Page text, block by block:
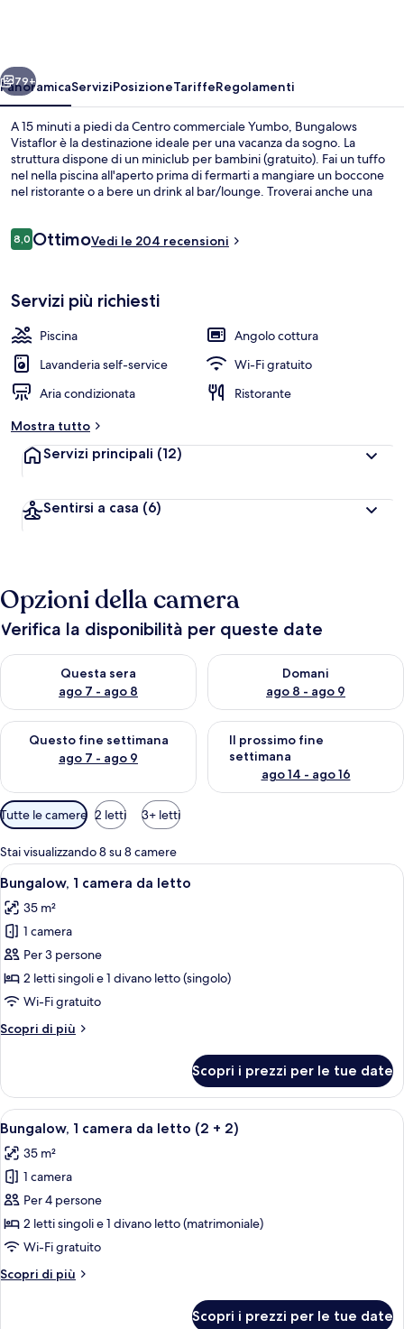
Avanti
79+
PanoramicaServiziPosizioneTariffeRegolamenti
A 15 minuti a piedi da Centro commerciale Yumbo, Bungalows
Vistaflor è la destinazione ideale per una vacanza da sogno. La
struttura dispone di un miniclub per bambini (gratuito). Fai un tuffo
nel nella piscina all'aperto prima di fermarti a mangiare un boccone
nel ristorante o a bere un drink al bar/lounge. Troverai anche una
personale gentile della struttura.
Recensioni
8,08,0 su 10
OttimoVedi le 204 recensioni
Servizi più richiesti
Piscina
Angolo cottura
Lavanderia self-service
Wi-Fi gratuito
Aria condizionata
Ristorante
Mostra tutto
Servizi principali (12)
Sentirsi a casa (6)
Opzioni della camera
Verifica la disponibilità per queste date
Questa sera
ago 7 - ago 8
Verifica la disponibilità per questa sera, ago 7 - ago 8
Domani
ago 8 - ago 9
Verifica la disponibilità per
Questo fine settimana
ago 7 - ago 9
Verifica la disponibilità per questo fine settimana, ago 7 - ago
Il prossimo fine
settimana
ago 14 - ago 16
Verifica la disponibilità per il
Filtri
disponibili
per
le
camere
Tutte le camere 2 letti 3+ letti
Stai visualizzando 8 su 8 camere
Apri
tutte
le
foto
per
Bungalow,
1
da
Tende oscuranti, culle/letti per
31
Bungalow, 1 camera da letto
35 m²
1 camera
Per 3 persone
2 letti singoli e 1 divano letto (singolo)
Wi-Fi gratuito
Scopri di più
Altri
1
camera
da
letto
Scopri i prezzi per le tue date
Apri
tutte
le
foto
per
Bungalow,
1
da
Tende oscuranti, culle/letti per
31
Bungalow, 1 camera da letto (2 + 2)
35 m²
1 camera
Per 4 persone
2 letti singoli e 1 divano letto (matrimoniale)
Wi-Fi gratuito
Scopri di più
Altri
Scopri i prezzi per le tue date